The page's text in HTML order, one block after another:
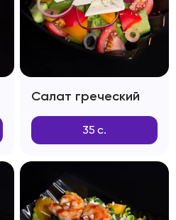
Салат греческий
35 с.